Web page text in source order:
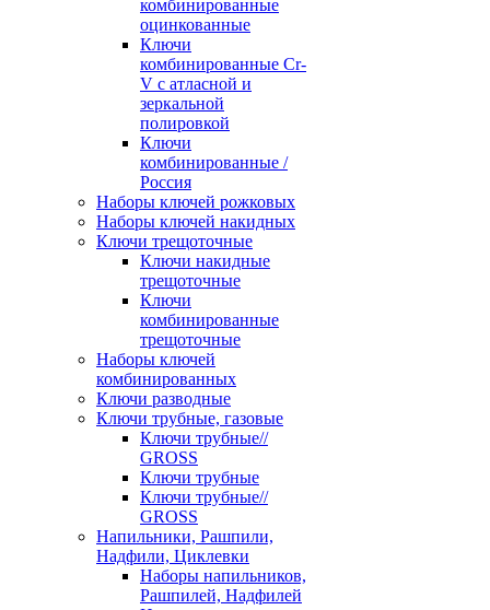
комбинированные
оцинкованные
Ключи
комбинированные Cr-
V с атласной и
зеркальной
полировкой
Ключи
комбинированные /
Россия
Наборы ключей рожковых
Наборы ключей накидных
Ключи трещоточные
Ключи накидные
трещоточные
Ключи
комбинированные
трещоточные
Наборы ключей
комбинированных
Ключи разводные
Ключи трубные, газовые
Ключи трубные//
GROSS
Ключи трубные
Ключи трубные//
GROSS
Напильники, Рашпили,
Надфили, Циклевки
Наборы напильников,
Рашпилей, Надфилей